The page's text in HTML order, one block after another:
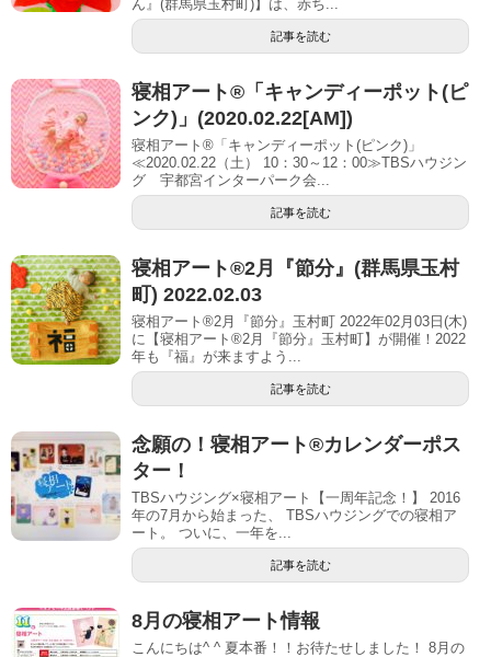
ん』(群馬県玉村町)】は、赤ち...
記事を読む
寝相アート®「キャンディーポット(ピ
ンク)」(2020.02.22[AM])
寝相アート®「キャンディーポット(ピンク)」
≪2020.02.22（土） 10：30～12：00≫TBSハウジン
グ 宇都宮インターパーク会...
記事を読む
寝相アート®︎2月『節分』(群馬県玉村
町) 2022.02.03
寝相アート®2月『節分』玉村町 2022年02月03日(木)
に【寝相アート®︎2月『節分』玉村町】が開催！2022
年も『福』が来ますよう...
記事を読む
念願の！寝相アート®︎カレンダーポス
ター！
TBSハウジング×寝相アート【一周年記念！】 2016
年の7月から始まった、 TBSハウジングでの寝相ア
ート。 ついに、一年を...
記事を読む
8月の寝相アート情報
こんにちは^ ^ 夏本番！！お待たせしました！ 8月の